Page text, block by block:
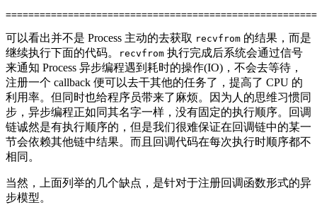
可以看出并不是 Process 主动的去获取 recvfrom 的结果，而是
继续执行下面的代码。
recvfrom 执行完成后系统会通过信号
来通知 Process 异步编程遇到耗时的操作(IO)，不会去等待，
注册一个 callback 便可以去干其他的任务了，提高了 CPU 的
利用率。但同时也给程序员带来了麻烦。因为人的思维习惯同
步，异步编程正如同其名字一样，没有固定的执行顺序。回调
链诚然是有执行顺序的，但是我们很难保证在回调链中的某一
节会依赖其他链中结果。而且回调代码在每次执行时顺序都不
相同。
当然，上面列举的几个缺点，是针对于注册回调函数形式的异
步模型。